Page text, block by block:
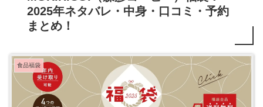
2025年ネタバレ・中身・口コミ・予約
まとめ！
食品福袋